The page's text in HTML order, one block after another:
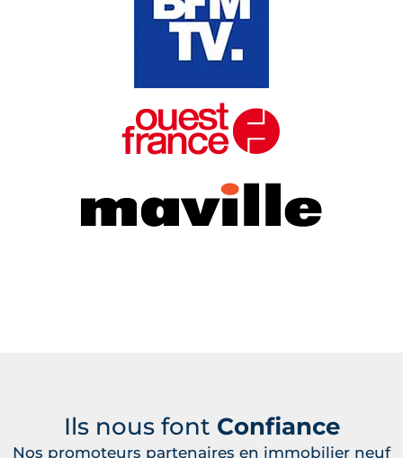
Ils nous font Confiance
Nos promoteurs partenaires en immobilier neuf